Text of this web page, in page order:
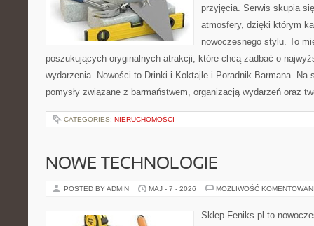
przyjęcia. Serwis skupia
atmosfery, dzięki którym
nowoczesnego stylu. To
poszukujących oryginalnych atrakcji, które chcą zadbać o
wydarzenia. Nowości to Drinki i Koktajle i Poradnik Barmana. Na
pomysły związane z barmaństwem, organizacją wydarzeń oraz
CATEGORIES: NIERUCHOMOŚCI
NOWE TECHNOLOGIE
POSTED BY ADMIN MAJ - 7 - 2026 MOŻLIWOŚĆ
Sklep-Feniks.pl to